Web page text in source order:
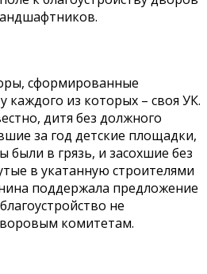
сформированные
каждого из которых – своя УК.
дитя без должного
за год детские площадки,
были в грязь, и засохшие без
в укатанную строителями
поддержала предложение
не
комитетам.